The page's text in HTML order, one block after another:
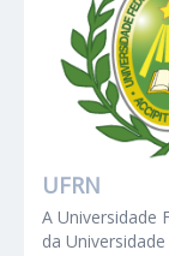
UFRN
A Universidade
da